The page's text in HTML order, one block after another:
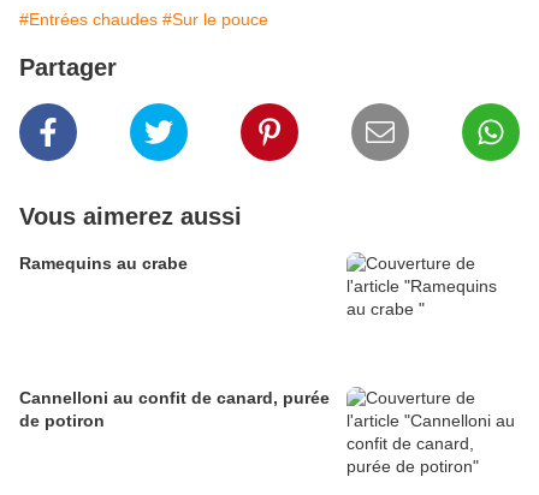
#Entrées chaudes #Sur le pouce
Partager
Vous aimerez aussi
Ramequins au crabe
Cannelloni au confit de canard, purée
de potiron